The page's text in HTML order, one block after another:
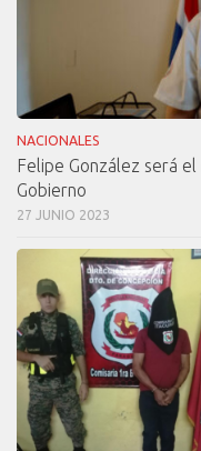
NACIONALES
Felipe González será
Gobierno
27 JUNIO 2023